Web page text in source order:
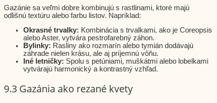
Gazánie sa veľmi dobre kombinujú s rastlinami, ktoré majú
odlišnú textúru alebo farbu listov. Napríklad:
Okrasné trvalky: Kombinácia s trvalkami, ako je Coreopsis
alebo Aster, vytvára pestrofarebný záhon.
Bylinky: Rasliny ako rozmarín alebo tymián dodávajú
záhrade nielen krásu, ale aj príjemnú vôňu.
Iné letničky: Spolu s petúniami, muškátmi alebo lobelkami
vytvárajú harmonický a kontrastný vzhľad.
9.3 Gazánia ako rezané kvety